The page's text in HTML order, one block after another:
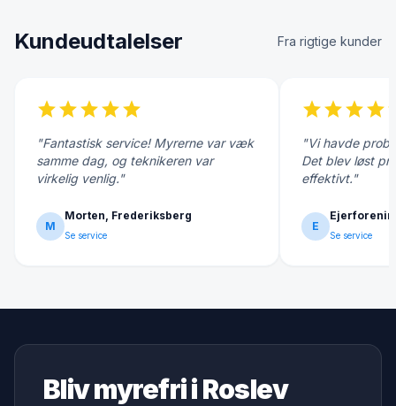
Kundeudtalelser Fra rigtige kunder
starstarstarstarstar
"Fantastisk service! Myrerne var væk
samme dag, og teknikeren var
virkelig venlig."
M
Morten, Frederiksberg
Se service
starstarstarstar
"Vi havde
Det blev løst
effektivt."
E
Se service
Bliv myrefri i Roslev